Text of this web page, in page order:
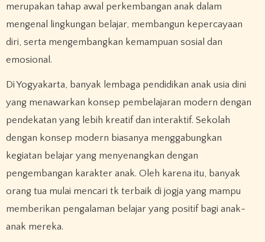
merupakan tahap awal perkembangan anak dalam
mengenal lingkungan belajar, membangun kepercayaan
diri, serta mengembangkan kemampuan sosial dan
emosional.
Di Yogyakarta, banyak lembaga pendidikan anak usia dini
yang menawarkan konsep pembelajaran modern dengan
pendekatan yang lebih kreatif dan interaktif. Sekolah
dengan konsep modern biasanya menggabungkan
kegiatan belajar yang menyenangkan dengan
pengembangan karakter anak. Oleh karena itu, banyak
orang tua mulai mencari tk terbaik di jogja yang mampu
memberikan pengalaman belajar yang positif bagi anak-
anak mereka.